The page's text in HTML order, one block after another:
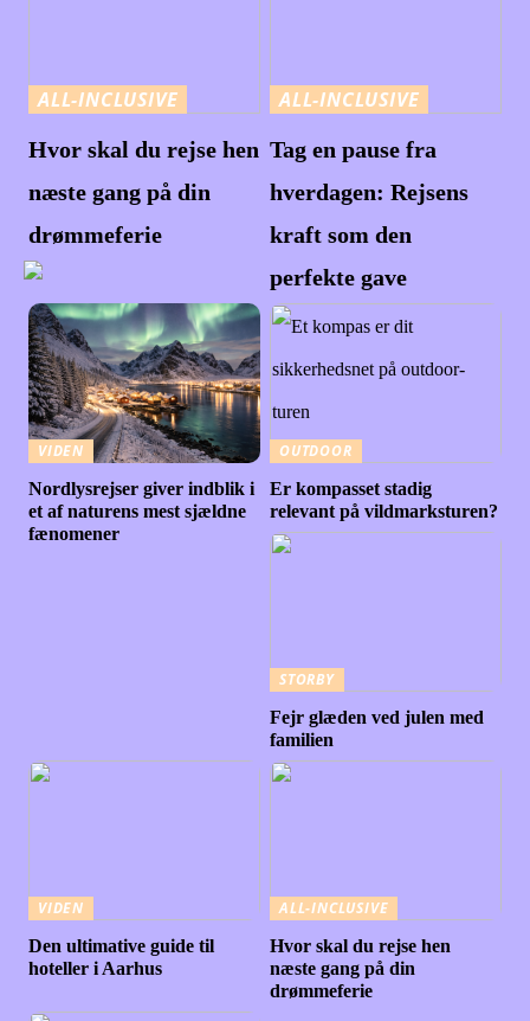
ALL-INCLUSIVE
Hvor skal du rejse hen
næste gang på din
drømmeferie
ALL-INCLUSIVE
Tag en pause fra
hverdagen: Rejsens
kraft som den
perfekte gave
VIDEN
Nordlysrejser giver indblik i
et af naturens mest sjældne
fænomener
OUTDOOR
Er kompasset stadig
relevant på vildmarksturen?
STORBY
Fejr glæden ved julen med
familien
VIDEN
Den ultimative guide til
hoteller i Aarhus
ALL-INCLUSIVE
Hvor skal du rejse hen
næste gang på din
drømmeferie